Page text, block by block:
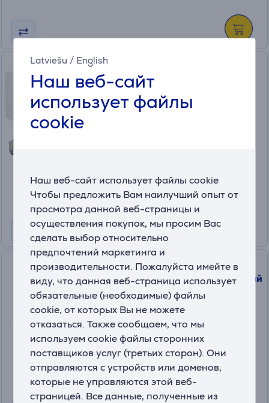
Latviešu / English
Наш веб-сайт
использует файлы
cookie
Наш веб-сайт использует файлы cookie
Чтобы предложить Вам наилучший опыт от
просмотра данной веб-страницы и
осуществления покупок, мы просим Вас
сделать выбор относительно
предпочтений маркетинга и
производительности. Пожалуйста имейте в
виду, что данная веб-страница использует
обязательные (необходимые) файлы
cookie, от которых Вы не можете
отказаться. Также сообщаем, что мы
используем cookie файлы сторонних
поставщиков услуг (третьих сторон). Они
отправляются с устройств или доменов,
которые не управляются этой веб-
страницей. Все данные, полученные из
Combo, сухая и влажная
уборка, белый - Робот-
пылесос
1099 €
10 месяцев 116 €
Ecovacs Deebot Mini, сухая и
влажная уборка, синий/белый
- Робот-пылесос
DEEBOTMINI/478425
На складе
Цена:
299
10 месяцев 32 €